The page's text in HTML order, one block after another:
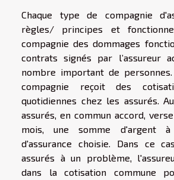
Chaque type de compagnie
règles/ principes et
compagnie des dommages
contrats signés par l’assureur
nombre important de
compagnie reçoit des
quotidiennes chez les assurés.
assurés, en commun accord,
mois, une somme d'argent
d'assurance choisie. Dans ce
assurés à un problème,
dans la cotisation commune